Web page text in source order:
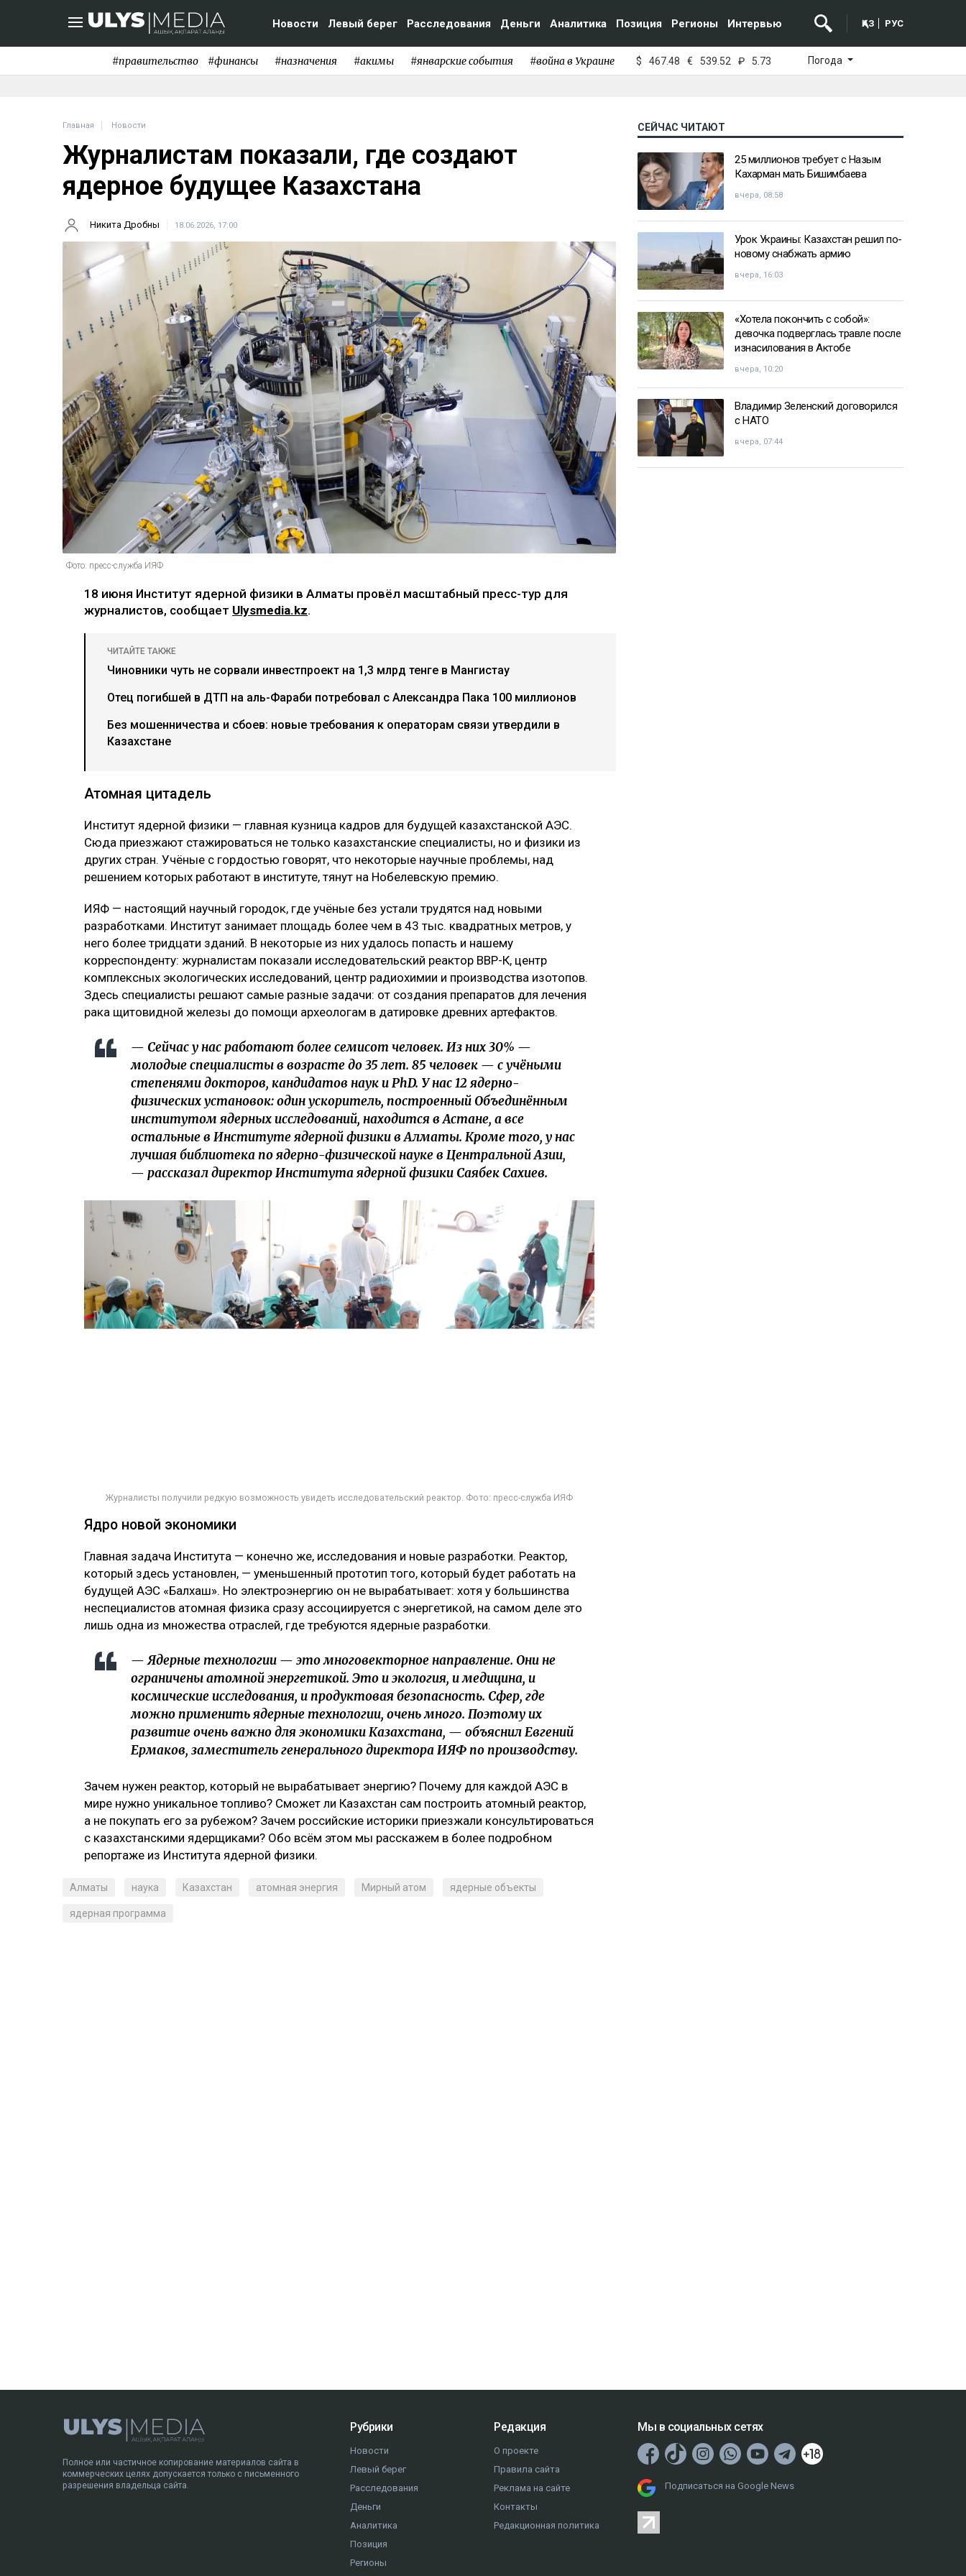
Новости Левый берег Расследования Деньги Аналитика Позиция Регионы Интервью ҚАЗ РУС
#правительство #финансы #назначения #акимы #январские события #война в Украине $ 467.48 € 539.52 ₽ 5.73 Погода
Главная Новости
Журналистам показали, где создают
ядерное будущее Казахстана
Никита Дробны 18.06.2026, 17:00
Фото: пресс-служба ИЯФ
18 июня Институт ядерной физики в Алматы провёл масштабный пресс-тур для
журналистов, сообщает Ulysmedia.kz.
ЧИТАЙТЕ ТАКЖЕ
Чиновники чуть не сорвали инвестпроект на 1,3 млрд тенге в Мангистау
Отец погибшей в ДТП на аль-Фараби потребовал с Александра Пака 100 миллионов
Без мошенничества и сбоев: новые требования к операторам связи утвердили в
Казахстане
Атомная цитадель
Институт ядерной физики — главная кузница кадров для будущей казахстанской АЭС.
Сюда приезжают стажироваться не только казахстанские специалисты, но и физики из
других стран. Учёные с гордостью говорят, что некоторые научные проблемы, над
решением которых работают в институте, тянут на Нобелевскую премию.
ИЯФ — настоящий научный городок, где учёные без устали трудятся над новыми
разработками. Институт занимает площадь более чем в 43 тыс. квадратных метров, у
него более тридцати зданий. В некоторые из них удалось попасть и нашему
корреспонденту: журналистам показали исследовательский реактор ВВР-К, центр
комплексных экологических исследований, центр радиохимии и производства изотопов.
Здесь специалисты решают самые разные задачи: от создания препаратов для лечения
рака щитовидной железы до помощи археологам в датировке древних артефактов.
— Сейчас у нас работают более семисот человек. Из них 30% —
молодые специалисты в возрасте до 35 лет. 85 человек — с учёными
степенями докторов, кандидатов наук и PhD. У нас 12 ядерно-
физических установок: один ускоритель, построенный Объединённым
институтом ядерных исследований, находится в Астане, а все
остальные в Институте ядерной физики в Алматы. Кроме того, у нас
лучшая библиотека по ядерно-физической науке в Центральной Азии,
— рассказал директор Института ядерной физики Саябек Сахиев.
Журналисты получили редкую возможность увидеть исследовательский реактор. Фото: пресс-служба ИЯФ
Ядро новой экономики
Главная задача Института — конечно же, исследования и новые разработки. Реактор,
который здесь установлен, — уменьшенный прототип того, который будет работать на
будущей АЭС «Балхаш». Но электроэнергию он не вырабатывает: хотя у большинства
неспециалистов атомная физика сразу ассоциируется с энергетикой, на самом деле это
лишь одна из множества отраслей, где требуются ядерные разработки.
— Ядерные технологии — это многовекторное направление. Они не
ограничены атомной энергетикой. Это и экология, и медицина, и
космические исследования, и продуктовая безопасность. Сфер, где
можно применить ядерные технологии, очень много. Поэтому их
развитие очень важно для экономики Казахстана, — объяснил Евгений
Ермаков, заместитель генерального директора ИЯФ по производству.
Зачем нужен реактор, который не вырабатывает энергию? Почему для каждой АЭС в
мире нужно уникальное топливо? Сможет ли Казахстан сам построить атомный реактор,
а не покупать его за рубежом? Зачем российские историки приезжали консультироваться
с казахстанскими ядерщиками? Обо всём этом мы расскажем в более подробном
репортаже из Института ядерной физики.
Алматы наука Казахстан атомная энергия Мирный атом ядерные объекты
ядерная программа
СЕЙЧАС ЧИТАЮТ
25 миллионов требует с Назым
Кахарман мать Бишимбаева
вчера, 08:58
Урок Украины: Казахстан решил по-
новому снабжать армию
вчера, 16:03
«Хотела покончить с собой»:
девочка подверглась травле после
изнасилования в Актобе
вчера, 10:20
Владимир Зеленский договорился
с НАТО
вчера, 07:44
Полное или частичное копирование материалов сайта в
коммерческих целях допускается только с письменного
разрешения владельца сайта.
Рубрики
Новости
Левый берег
Расследования
Деньги
Аналитика
Позиция
Регионы
Редакция
О проекте
Правила сайта
Реклама на сайте
Контакты
Редакционная политика
Мы в социальных сетях
Подписаться на Google News